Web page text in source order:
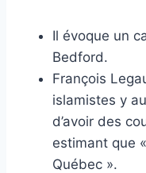
Il évoque un
Bedford.
François
islamistes y
d’avoir des
estimant que
Québec ».